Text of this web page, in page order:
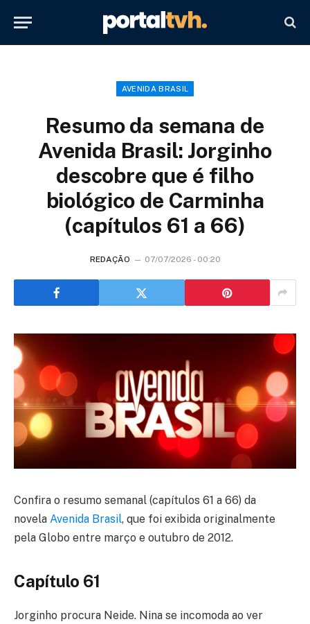
AVENIDA BRASIL
Resumo da semana de
Avenida Brasil: Jorginho
descobre que é filho
biológico de Carminha
(capítulos 61 a 66)
REDAÇÃO 07/07/2026 - 00:20
Confira o resumo semanal (capítulos 61 a 66) da
novela Avenida Brasil, que foi exibida originalmente
pela Globo entre março e outubro de 2012.
Capítulo 61
Jorginho procura Neide. Nina se incomoda ao ver